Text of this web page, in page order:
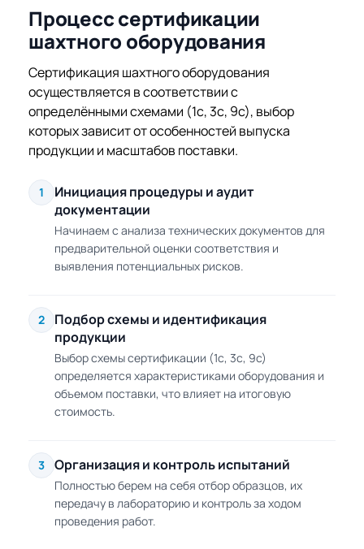
Процесс сертификации
шахтного оборудования
Сертификация шахтного оборудования
осуществляется в соответствии с
определёнными схемами (1с, 3с, 9с), выбор
которых зависит от особенностей выпуска
продукции и масштабов поставки.
1
Инициация процедуры и аудит
документации
Начинаем с анализа технических документов для
предварительной оценки соответствия и
выявления потенциальных рисков.
2
Подбор схемы и идентификация
продукции
Выбор схемы сертификации (1с, 3с, 9с)
определяется характеристиками оборудования и
объемом поставки, что влияет на итоговую
стоимость.
3 Организация и контроль испытаний
Полностью берем на себя отбор образцов, их
передачу в лабораторию и контроль за ходом
проведения работ.